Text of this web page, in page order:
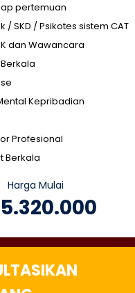
pertemuan
/ SKD / Psikotes sistem CAT
dan Wawancara
Kepribadian
Profesional
Berkala
Harga Mulai